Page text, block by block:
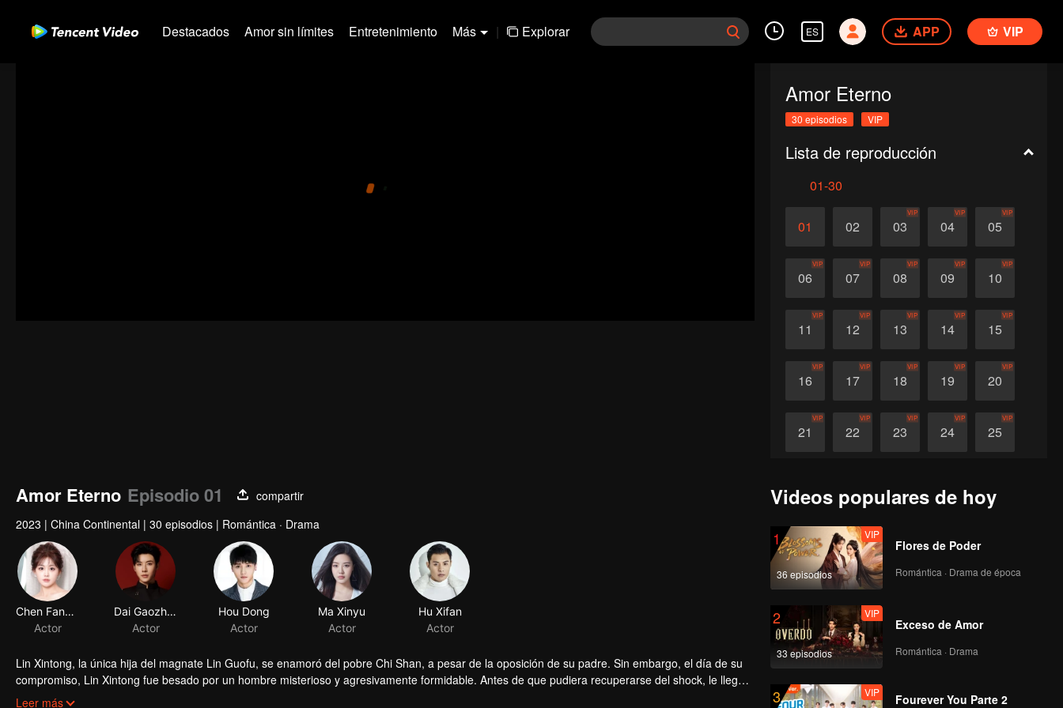
Destacados Amor sin límites Entretenimiento Más | Explorar ES APP VIP
Amor Eterno
30 episodios VIP
Lista de reproducción
01-30
01 02 03
VIP
04
VIP
05
VIP
06
VIP
07
VIP
08
VIP
09
VIP
10
VIP
11
VIP
12
VIP
13
VIP
14
VIP
15
VIP
16
VIP
17
VIP
18
VIP
19
VIP
20
VIP
21
VIP
22
VIP
23
VIP
24
VIP
25
VIP
Amor Eterno Episodio 01
compartir
2023 | China Continental | 30 episodios | Romántica · Drama
Chen Fangtong
Actor
Dai Gaozheng
Actor
Hou Dong
Actor
Ma Xinyu
Actor
Hu Xifan
Actor
Lin Xintong, la única hija del magnate Lin Guofu, se enamoró del pobre Chi Shan, a pesar de la oposición de su padre. Sin embargo, el día de su
compromiso, Lin Xintong fue besado por un hombre misterioso y agresivamente formidable. Antes de que pudiera recuperarse del shock, le llegó
otro puñetazo en el estómago. ¡Su padre había muerto trágicamente en un accidente! Qin Moyao, acusado de ser el asesino, buscó a Lin Xintong
Lin Xintong descubrió gradualmente la relación clandestina entre su prometido Chi Shan y Xia Yuwei y, al mismo tiempo, tuvo una idea equivocada
Leer más
Videos populares de hoy
1
36 episodios
VIP
Flores de Poder
Romántica · Drama de época
2
33 episodios
VIP
Exceso de Amor
Romántica · Drama
3 VIP
Fourever You Parte 2